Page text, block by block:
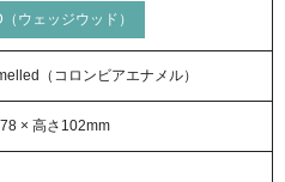
ウェッジウッド）
（コロンビアエナメル）
× 高さ102mm